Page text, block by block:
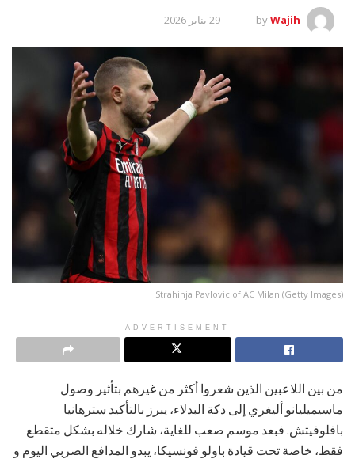
byWajih 29 يناير 2026
Strahinja Pavlovic of AC Milan (Getty Images)
ADVERTISEMENT
من بين اللاعبين الذين شعروا أكثر من غيرهم بتأثير وصول
ماسيميليانو أليغري إلى دكة البدلاء، يبرز بالتأكيد سترهانيا
بافلوفيتش. فبعد موسم صعب للغاية، شارك خلاله بشكل متقطع
فقط، خاصة تحت قيادة باولو فونسيكا، يبدو المدافع الصربي اليوم و